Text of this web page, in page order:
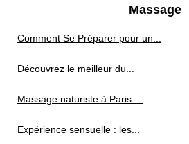
Massage
Comment Se Préparer pour un...
Découvrez le meilleur du...
Massage naturiste à Paris:...
Expérience sensuelle : les...